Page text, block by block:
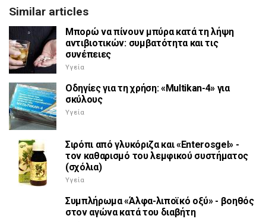
Similar articles
Μπορώ να πίνουν μπύρα κατά τη λήψη
αντιβιοτικών: συμβατότητα και τις
συνέπειες
Υγεία
Οδηγίες για τη χρήση: «Multikan-4» για
σκύλους
Υγεία
Σιρόπι από γλυκόριζα και «Enterosgel» -
τον καθαρισμό του λεμφικού συστήματος
(σχόλια)
Υγεία
Συμπλήρωμα «Άλφα-λιποϊκό οξύ» - βοηθός
στον αγώνα κατά του διαβήτη